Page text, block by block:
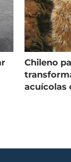
Chileno
acuícolas